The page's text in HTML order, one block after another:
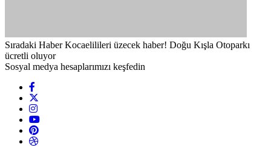
Sıradaki Haber Kocaelilileri üzecek haber! Doğu Kışla Otoparkı
ücretli oluyor
Sosyal medya hesaplarımızı keşfedin